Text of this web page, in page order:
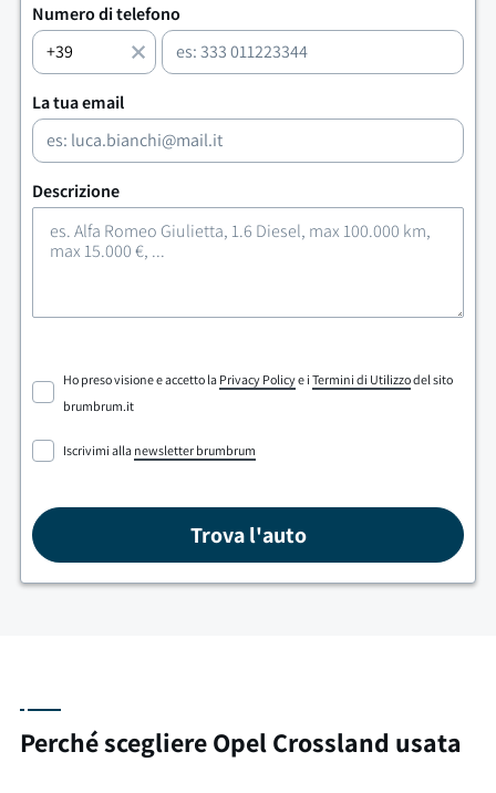
Numero di telefono
La tua email
Descrizione
Ho preso visione e accetto la Privacy Policye i Termini di Utilizzodel sito
brumbrum.it
Iscrivimi alla newsletter brumbrum
Trova l'auto
Perché scegliere Opel Crossland usata